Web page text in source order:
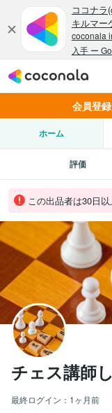
会員登
ホーム
評価
この出品者は30日以
チェス講師
最終ログイン： 1ヶ月前